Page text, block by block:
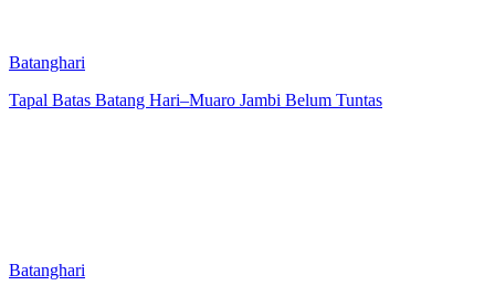
Batanghari
Tapal Batas Batang Hari–Muaro Jambi Belum Tuntas
Batanghari